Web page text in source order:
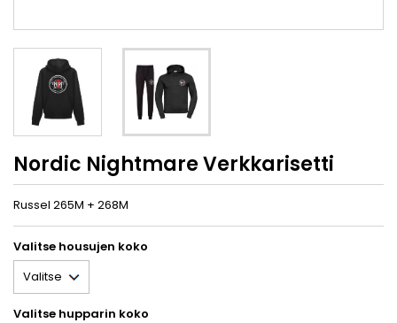
Nordic Nightmare Verkkarisetti
Russel 265M + 268M
Valitse housujen koko
Valitse hupparin koko